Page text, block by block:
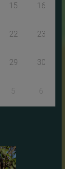
15 16
22 23
29 30
5 6